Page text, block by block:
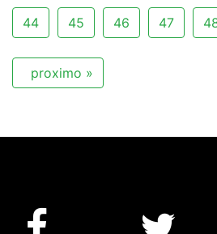
44 45 46 47
proximo »